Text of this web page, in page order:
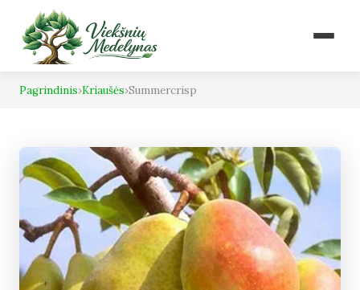
Pagrindinis›Kriaušės›Summercrisp